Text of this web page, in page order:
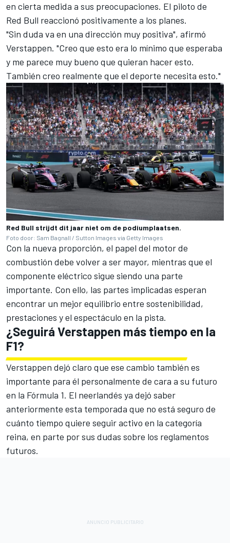
en cierta medida a sus preocupaciones. El piloto de
Red Bull reaccionó positivamente a los planes.
"Sin duda va en una dirección muy positiva", afirmó
Verstappen. "Creo que esto era lo mínimo que esperaba
y me parece muy bueno que quieran hacer esto.
También creo realmente que el deporte necesita esto."
Red Bull strijdt dit jaar niet om de podiumplaatsen.
Foto door: Sam Bagnall / Sutton Images via Getty Images
Con la nueva proporción, el papel del motor de
combustión debe volver a ser mayor, mientras que el
componente eléctrico sigue siendo una parte
importante. Con ello, las partes implicadas esperan
encontrar un mejor equilibrio entre sostenibilidad,
prestaciones y el espectáculo en la pista.
¿Seguirá Verstappen más tiempo en la
F1?
Verstappen dejó claro que ese cambio también es
importante para él personalmente de cara a su futuro
en la Fórmula 1. El neerlandés ya dejó saber
anteriormente esta temporada que no está seguro de
cuánto tiempo quiere seguir activo en la categoría
reina, en parte por sus dudas sobre los reglamentos
futuros.